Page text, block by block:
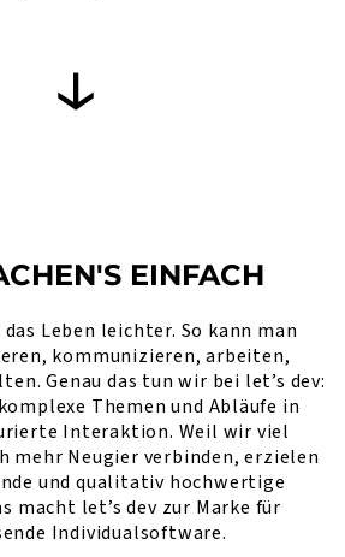
EINFACH
Leben leichter. So kann man
kommunizieren, arbeiten,
Genau das tun wir bei let’s dev:
Themen und Abläufe in
Interaktion. Weil wir viel
mehr Neugier verbinden, erzielen
und qualitativ hochwertige
macht let’s dev zur Marke für
Individualsoftware.